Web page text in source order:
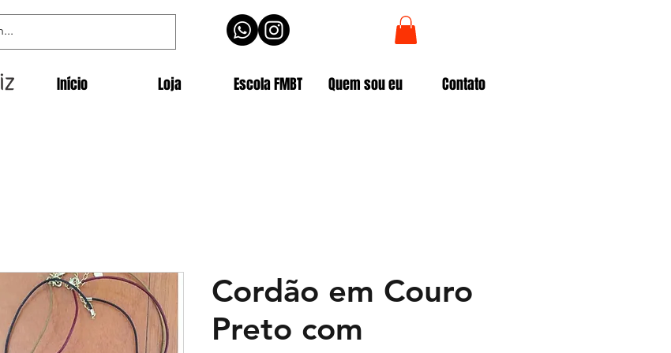
Início Loja Escola FMBT Quem sou eu Contato
Cordão em Couro
Preto com